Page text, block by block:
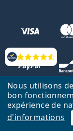
Nous utilisons
bon
expérience de
d'informations
Évaluation
Retour à la